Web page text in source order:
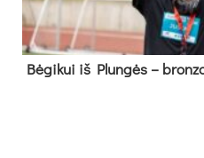
Bė­gi­kui iš Plun­gės –